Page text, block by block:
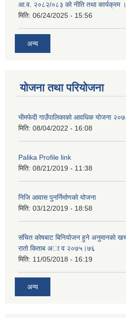
आ.व. २०८२/०८३ को नीति तथा कार्यक्रम
मिति: 06/24/2025 - 15:56
अन्य
योजना तथा परियोजना
भीमफेदी गाउँपालिकाको आवधिक योजना
मिति: 08/04/2022 - 16:08
Palika Profile link
मिति: 08/21/2019 - 11:38
निजि आवास पुनर्निर्माणको योजना
मिति: 03/12/2019 - 18:58
संचित काेषबाट बिनियाेजन हुने अनुमानकाे
राताे किताब अा‍ व २‍०७५।७६
मिति: 11/05/2018 - 16:19
अन्य